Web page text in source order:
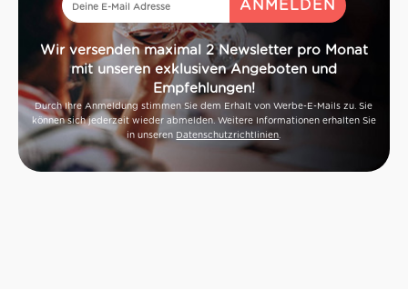
Wir versenden maximal 2 Newsletter pro Monat
mit unseren exklusiven Angeboten und
Empfehlungen!
Durch Ihre Anmeldung stimmen Sie dem Erhalt von Werbe-E-Mails zu. Sie
können sich jederzeit wieder abmelden. Weitere Informationen erhalten Sie
in unseren Datenschutzrichtlinien.